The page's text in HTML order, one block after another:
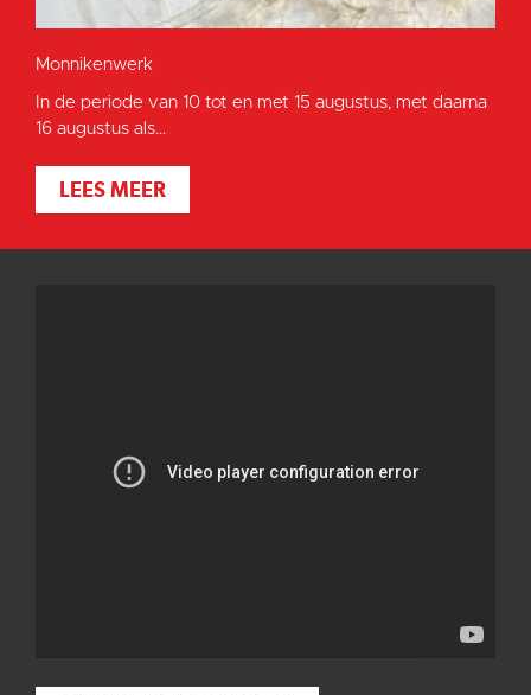
Monnikenwerk
In de periode van 10 tot en met 15 augustus, met daarna
16 augustus als...
LEES MEER